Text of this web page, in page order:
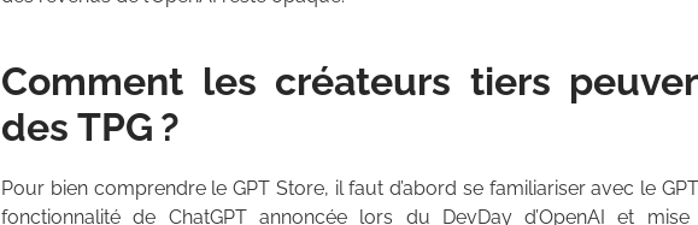
Comment les créateurs tiers
des TPG ?
Pour bien comprendre le GPT Store, il faut d’abord se familiariser avec le
fonctionnalité de ChatGPT annoncée lors du DevDay d’OpenAI et